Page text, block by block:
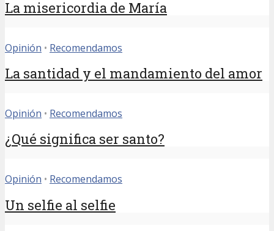
La misericordia de María
Opinión • Recomendamos
La santidad y el mandamiento del amor
Opinión • Recomendamos
¿Qué significa ser santo?
Opinión • Recomendamos
Un selfie al selfie